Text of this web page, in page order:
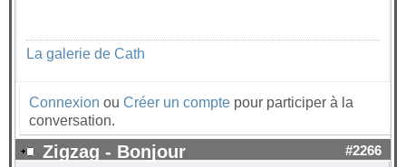
La galerie de Cath
Connexion ou Créer un compte pour participer à la
conversation.
Zigzag - Bonjour #2266